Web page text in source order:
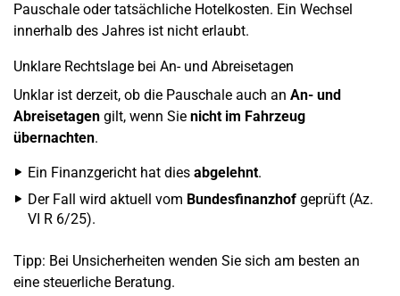
Pauschale oder tatsächliche Hotelkosten. Ein Wechsel
innerhalb des Jahres ist nicht erlaubt.
Unklare Rechtslage bei An- und Abreisetagen
Unklar ist derzeit, ob die Pauschale auch an An- und
Abreisetagen gilt, wenn Sie nicht im Fahrzeug
übernachten.
Ein Finanzgericht hat dies abgelehnt.
Der Fall wird aktuell vom Bundesfinanzhof geprüft (Az.
VI R 6/25).
Tipp: Bei Unsicherheiten wenden Sie sich am besten an
eine steuerliche Beratung.